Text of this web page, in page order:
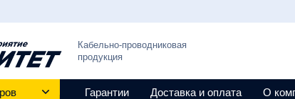
Кабельно-проводниковая
продукция
Гарантии Доставка и оплата О